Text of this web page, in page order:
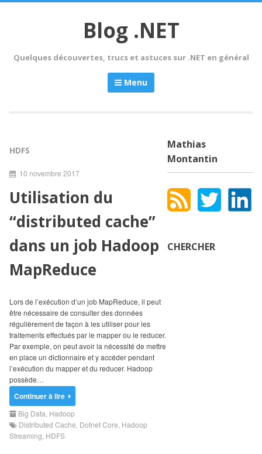
Blog .NET
Quelques découvertes, trucs et astuces sur .NET en général
Menu
HDFS
10 novembre 2017
Utilisation du
“distributed cache”
dans un job Hadoop
MapReduce
Lors de l’exécution d’un job MapReduce, il peut
être nécessaire de consulter des données
régulièrement de façon à les utiliser pour les
traitements effectués par le mapper ou le reducer.
Par exemple, on peut avoir la nécessité de mettre
en place un dictionnaire et y accéder pendant
l’exécution du mapper et du reducer. Hadoop
possède…
Continuer à lire
Big Data Hadoop
Distributed Cache Dotnet Core Hadoop
Streaming HDFS
Mathias
Montantin
CHERCHER